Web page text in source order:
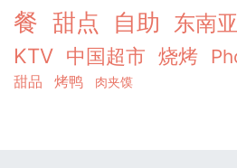
餐 甜点 自助 东南
KTV 中国超市 烧烤
甜品
烤鸭 肉夹馍